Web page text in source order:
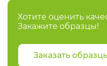
Хотите оценить
Закажите образцы!
Заказать